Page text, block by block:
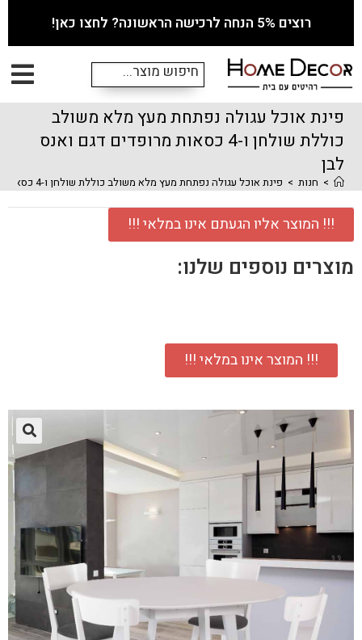
רוצים 5% הנחה לרכישה הראשונה? לחצו כאן!
פינת אוכל עגולה נפתחת מעץ מלא משולב
כוללת שולחן ו-4 כסאות מרופדים דגם ואנס
לבן
> חנות > פינת אוכל עגולה נפתחת מעץ מלא משולב כוללת שולחן ו-4 כסאות מרופדים דגם ואנס לבן
!!! המוצר אליו הגעתם אינו במלאי !!!
מוצרים נוספים שלנו:
!!! המוצר אינו במלאי !!!